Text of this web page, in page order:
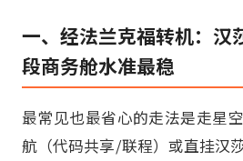
一、经法兰克福转机：汉
段商务舱水准最稳
最常见也最省心的走法是走星
航（代码共享/联程）或直挂汉